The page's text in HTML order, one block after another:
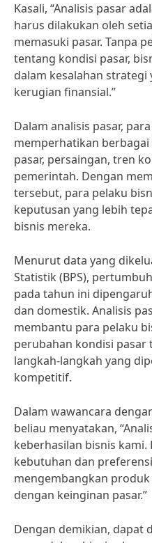
Kasali, “Analisis pasar
harus dilakukan oleh
memasuki pasar. Tanpa
tentang kondisi pasar,
dalam kesalahan
kerugian finansial.”
Dalam analisis pasar,
memperhatikan
pasar, persaingan, tren
pemerintah. Dengan
tersebut, para pelaku
keputusan yang lebih
bisnis mereka.
Menurut data yang
Statistik (BPS),
pada tahun ini
dan domestik. Analisis
membantu para pelaku
perubahan kondisi
langkah-langkah yang
kompetitif.
Dalam wawancara
beliau menyatakan,
keberhasilan bisnis
kebutuhan dan
mengembangkan produk
dengan keinginan pasar.”
Dengan demikian, dapat